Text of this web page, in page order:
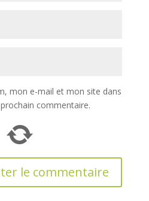
mon e-mail et mon site dans
commentaire.